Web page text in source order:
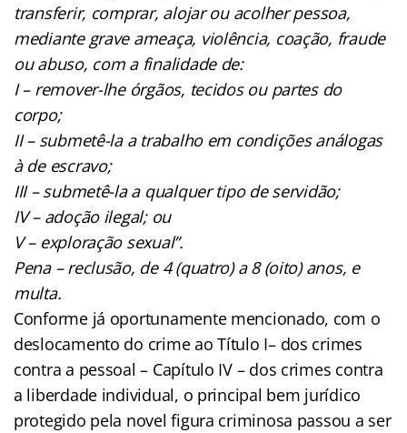
transferir, comprar, alojar ou acolher pessoa,
mediante grave ameaça, violência, coação, fraude
ou abuso, com a finalidade de:
I – remover-lhe órgãos, tecidos ou partes do
corpo;
II – submetê-la a trabalho em condições análogas
à de escravo;
III – submetê-la a qualquer tipo de servidão;
IV – adoção ilegal; ou
V – exploração sexual”.
Pena – reclusão, de 4 (quatro) a 8 (oito) anos, e
multa.
Conforme já oportunamente mencionado, com o
deslocamento do crime ao Título I– dos crimes
contra a pessoal – Capítulo IV – dos crimes contra
a liberdade individual, o principal bem jurídico
protegido pela novel figura criminosa passou a ser